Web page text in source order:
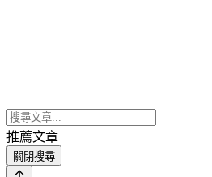
推薦文章
關閉搜尋